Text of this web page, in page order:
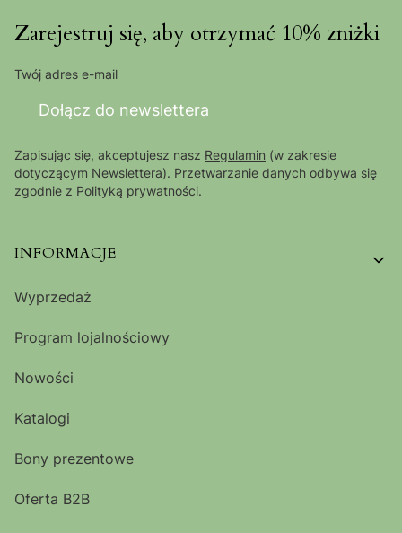
Zarejestruj się, aby otrzymać 10% zniżki
Twój adres e-mail
Dołącz do newslettera
Zapisując się, akceptujesz nasz Regulamin (w zakresie
dotyczącym Newslettera). Przetwarzanie danych odbywa się
zgodnie z Polityką prywatności.
Linki w stopce
INFORMACJE
Wyprzedaż
Program lojalnościowy
Nowości
Katalogi
Bony prezentowe
Oferta B2B